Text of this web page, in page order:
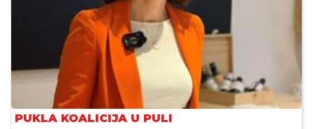
PUKLA KOALICIJA U PULI